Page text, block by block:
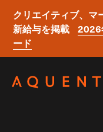
クリエイティブ、マ
新給与を掲載
2026
ード